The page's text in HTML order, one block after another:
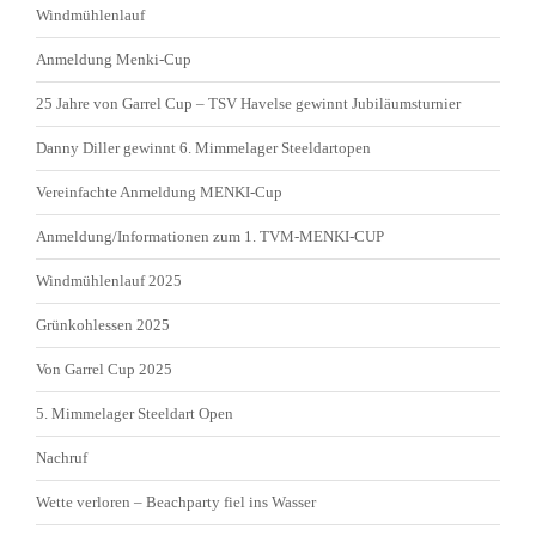
Windmühlenlauf
Anmeldung Menki-Cup
25 Jahre von Garrel Cup – TSV Havelse gewinnt Jubiläumsturnier
Danny Diller gewinnt 6. Mimmelager Steeldartopen
Vereinfachte Anmeldung MENKI-Cup
Anmeldung/Informationen zum 1. TVM-MENKI-CUP
Windmühlenlauf 2025
Grünkohlessen 2025
Von Garrel Cup 2025
5. Mimmelager Steeldart Open
Nachruf
Wette verloren – Beachparty fiel ins Wasser